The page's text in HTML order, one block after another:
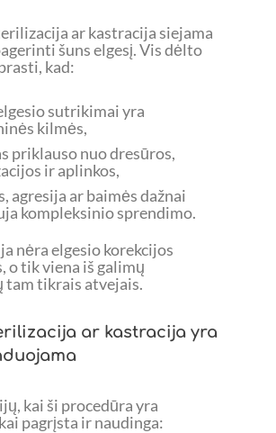
ar kastracija siejama
šuns elgesį. Vis dėlto
kad:
sutrikimai yra
kilmės,
priklauso nuo dresūros,
ir aplinkos,
agresija ar baimės dažnai
kompleksinio sprendimo.
nėra elgesio korekcijos
o tik viena iš galimų
tam tikrais atvejais.
ar kastracija yra
kai ši procedūra yra
pagrįsta ir naudinga: